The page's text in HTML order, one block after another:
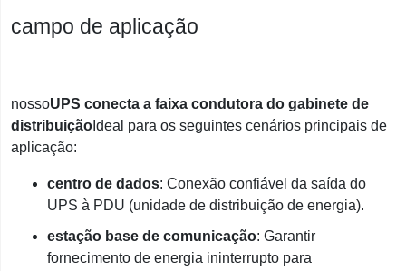
campo de aplicação
nossoUPS conecta a faixa condutora do gabinete de
distribuição Ideal para os seguintes cenários principais de
aplicação:
centro de dados: Conexão confiável da saída do
UPS à PDU (unidade de distribuição de energia).
estação base de comunicação: Garantir
fornecimento de energia ininterrupto para